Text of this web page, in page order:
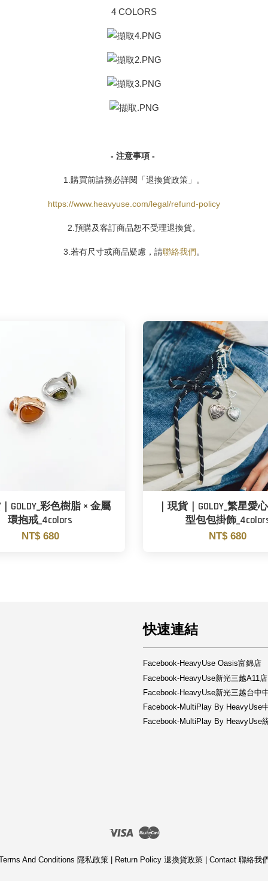
4 COLORS
- 注意事項 -
1.購買前請務必詳閱「退換貨政策」。
https://www.heavyuse.com/legal/refund-policy
2.預購及客訂商品恕不受理退換貨。
3.若有尺寸或商品疑慮，請聯絡我們。
GOLDY_彩色樹脂 × 金屬
環抱戒_4colors
NT$ 680
｜現貨｜GOLDY_繁星愛
型包包掛飾
NT$ 680
快速連結
Facebook-HeavyUse Oasis富錦店
Facebook-HeavyUse新光三越A11店
Facebook-HeavyUse新光三越台中
Facebook-MultiPlay By HeavyUse
Facebook-MultiPlay By HeavyUse
Visa Master
And Conditions 隱私政策| Return Policy 退換貨政策| Contact 聯絡我